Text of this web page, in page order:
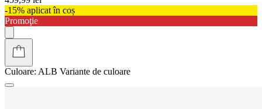
-15% aplicat în coș
Promoţie
Culoare: ALB Variante de culoare